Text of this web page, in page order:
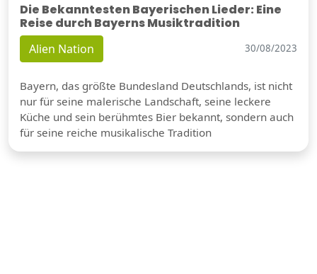
Die Bekanntesten Bayerischen Lieder: Eine
Reise durch Bayerns Musiktradition
Alien Nation 30/08/2023
Bayern, das größte Bundesland Deutschlands, ist nicht
nur für seine malerische Landschaft, seine leckere
Küche und sein berühmtes Bier bekannt, sondern auch
für seine reiche musikalische Tradition